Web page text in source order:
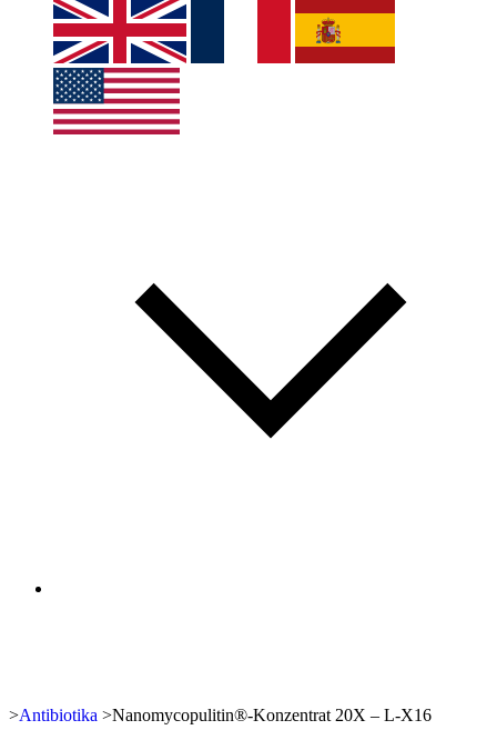
>Antibiotika >Nanomycopulitin®-Konzentrat 20X – L-X16